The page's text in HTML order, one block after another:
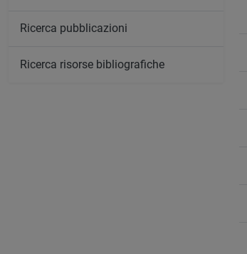
Ricerca pubblicazioni
Ricerca risorse bibliografiche